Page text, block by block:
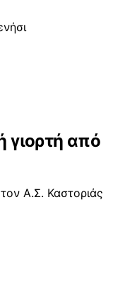
γιορτή από
Α.Σ. Καστοριάς